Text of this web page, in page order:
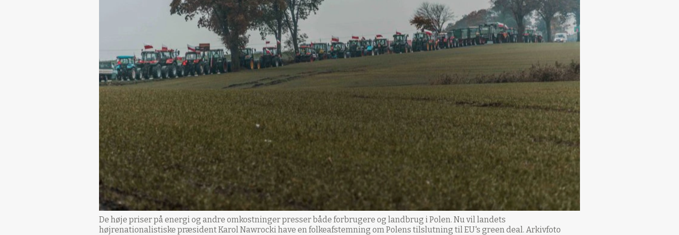
De høje priser på energi og andre omkostninger presser både forbrugere og landbrug i Polen. Nu vil landets
højrenationalistiske præsident Karol Nawrocki have en folkeafstemning om Polens tilslutning til EU's green deal. Arkivfoto